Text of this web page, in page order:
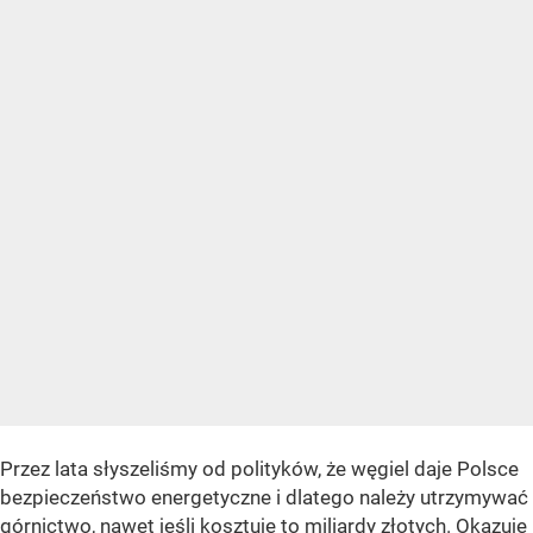
Przez lata słyszeliśmy od polityków, że węgiel daje Polsce
bezpieczeństwo energetyczne i dlatego należy utrzymywać
górnictwo, nawet jeśli kosztuje to miliardy złotych. Okazuje